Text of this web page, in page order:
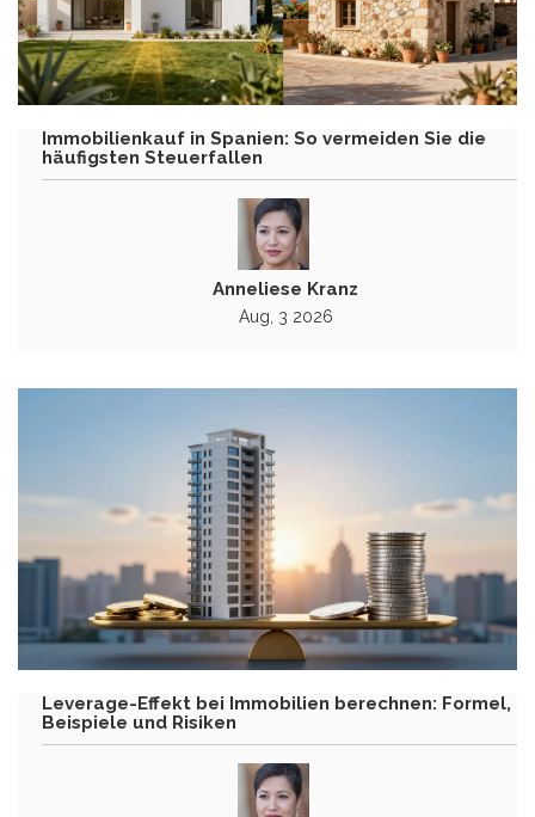
Immobilienkauf in Spanien: So vermeiden Sie die
häufigsten Steuerfallen
Anneliese Kranz
Aug, 3 2026
Leverage-Effekt bei Immobilien berechnen: Formel,
Beispiele und Risiken